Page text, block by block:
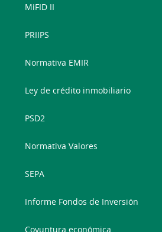
MiFID II
PRIIPS
Normativa EMIR
Ley de crédito inmobiliario
PSD2
Normativa Valores
SEPA
Informe Fondos de Inversión
Coyuntura económica